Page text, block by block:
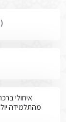
פנקס
איחולי
מהתלמידה